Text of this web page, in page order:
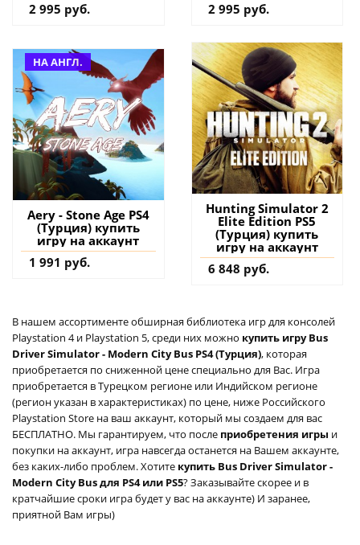
2 995 руб.
2 995 руб.
НА АНГЛ.
Aery - Stone Age PS4
(Турция) купить
игру на аккаунт
1 991 руб.
Hunting Simulator 2
Elite Edition PS5
(Турция) купить
игру на аккаунт
6 848 руб.
В нашем ассортименте обширная библиотека игр для консолей
Playstation 4 и Playstation 5, среди них можно купить игру Bus
Driver Simulator - Modern City Bus PS4 (Турция), которая
приобретается по сниженной цене специально для Вас. Игра
приобретается в Турецком регионе или Индийском регионе
(регион указан в характеристиках) по цене, ниже Российского
Playstation Store на ваш аккаунт, который мы создаем для вас
БЕСПЛАТНО. Мы гарантируем, что после приобретения игры и
покупки на аккаунт, игра навсегда останется на Вашем аккаунте,
без каких-либо проблем. Хотите купить Bus Driver Simulator -
Modern City Bus для PS4 или PS5? Заказывайте скорее и в
кратчайшие сроки игра будет у вас на аккаунте) И заранее,
приятной Вам игры)